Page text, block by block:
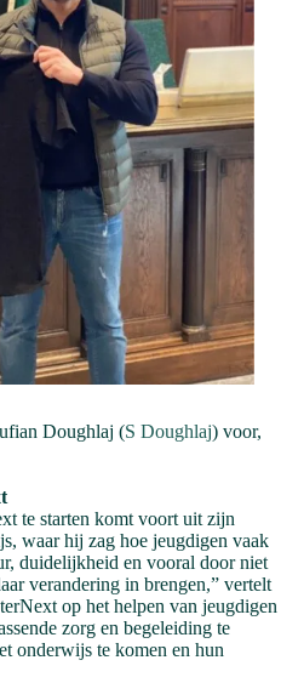
Doughlaj (S Doughlaj) voor,
te starten komt voort uit zijn
waar hij zag hoe jeugdigen vaak
duidelijkheid en vooral door niet
verandering in brengen,” vertelt
op het helpen van jeugdigen
zorg en begeleiding te
onderwijs te komen en hun